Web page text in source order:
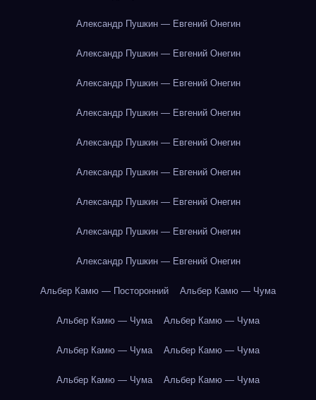
Александр Пушкин — Евгений Онегин
Александр Пушкин — Евгений Онегин
Александр Пушкин — Евгений Онегин
Александр Пушкин — Евгений Онегин
Александр Пушкин — Евгений Онегин
Александр Пушкин — Евгений Онегин
Александр Пушкин — Евгений Онегин
Александр Пушкин — Евгений Онегин
Александр Пушкин — Евгений Онегин
Альбер Камю — Посторонний Альбер Камю — Чума
Альбер Камю — Чума Альбер Камю — Чума
Альбер Камю — Чума Альбер Камю — Чума
Альбер Камю — Чума Альбер Камю — Чума